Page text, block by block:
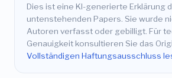
Dies ist eine KI-generierte Erklärung
untenstehenden Papers. Sie wurde
Autoren verfasst oder gebilligt. Für
Genauigkeit konsultieren Sie das
Vollständigen Haftungsausschluss